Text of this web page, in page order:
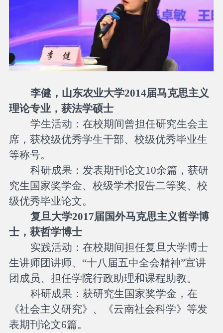
李健， 山东农业大学2014届马克思主义
理论专业，获法学硕士
学生活动：在校期间曾担任研究生会主
席，获校级优秀学生干部、校级优秀毕业生
等称号。
科研成果：发表期刊论文10余篇，获研
究生国家奖学金、校级学术报告二等奖、校
级优秀毕业论文。
复旦大学2017届国外马克思主义哲学博
士，获哲学博士
实践活动：在校期间担任复旦大学博士
生讲师团讲师、 “十八届五中全会精神”宣讲
团成员、担任学院行政助理和课程助教。
科研成果：获研究生国家奖学金，在
《社会主义研究》、《云南社会科学》等发
表期刊论文6篇。